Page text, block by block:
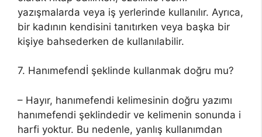
yazışmalarda veya iş yerlerinde kullanılır. Ayrıca,
bir kadının kendisini tanıtırken veya başka bir
kişiye bahsederken de kullanılabilir.
7. Hanımefendİ şeklinde kullanmak doğru mu?
– Hayır, hanımefendi kelimesinin doğru yazımı
hanımefendi şeklindedir ve kelimenin sonunda i
harfi yoktur. Bu nedenle, yanlış kullanımdan